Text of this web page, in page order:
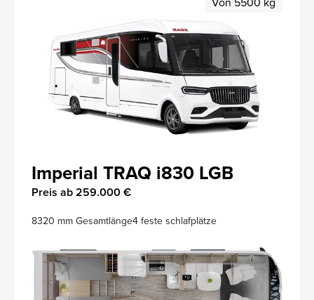
Imperial TRAQ i830 LGB
Preis ab 259.000 €
8320 mm Gesamtlänge4 feste schlafplätze